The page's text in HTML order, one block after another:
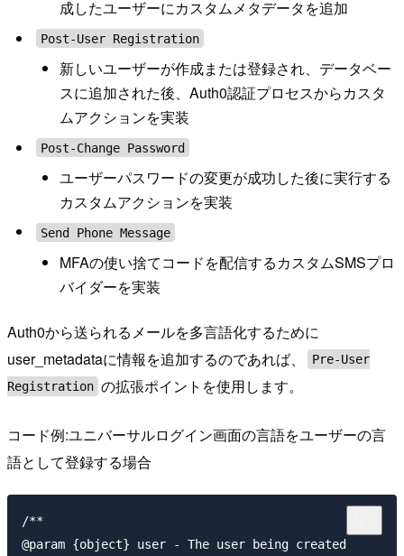
成したユーザーにカスタムメタデータを追加
Post-User Registration
新しいユーザーが作成または登録され、データベー
スに追加された後、Auth0認証プロセスからカスタ
ムアクションを実装
Post-Change Password
ユーザーパスワードの変更が成功した後に実行する
カスタムアクションを実装
Send Phone Message
MFAの使い捨てコードを配信するカスタムSMSプロ
バイダーを実装
Auth0から送られるメールを多言語化するために
user_metadataに情報を追加するのであれば、
Pre-User
Registration の拡張ポイントを使用します。
コード例:ユニバーサルログイン画面の言語をユーザーの言
語として登録する場合
/**
@param {object} user - The user being created